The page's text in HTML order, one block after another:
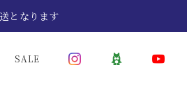
となります
SALE